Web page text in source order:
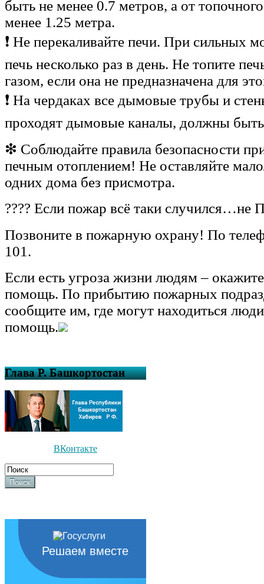
быть не менее 0.7 метров, а от
менее 1.25 метра.
❗ Не перекаливайте печи. При сильных
печь несколько раз в день. Не топите
газом, если она не предназначена для
❗ На чердаках все дымовые трубы и
проходят дымовые каналы, должны
❇ Соблюдайте правила безопасности
печным отоплением! Не оставляйте
одних дома без присмотра.
???? Если пожар всё таки
Позвоните в пожарную охрану! По
101.
Если есть угроза жизни людям –
помощь. По прибытию пожарных
сообщите им, где могут находиться
помощь.
Глава Р. Башкортостан
ВКонтакте
Поиск
Решаем вместе